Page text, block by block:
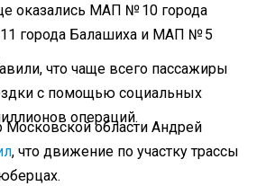
оказались МАП № 10 города
города Балашиха и МАП № 5
что чаще всего пассажиры
с помощью социальных
операций.
Московской области Андрей
, что движение по участку трассы